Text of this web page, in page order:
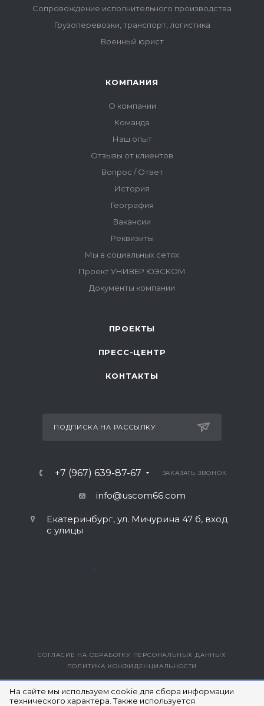
На сайте мы используем cookie для сбора информации
технического характера. Также используется
ПРОЕКТЫ
ПРЕСС-ЦЕНТР
КОНТАКТЫ
ПОДПИСКА НА РАССЫЛКУ
+7 (967) 639-87-67 ЗАКАЗАТЬ ЗВОНОК
info@uscom66.com
Екатеринбург, ул. Мичурина 47 б, вход
с улицы
>
ВЕРСИЯ ДЛЯ ПЕЧАТИ
СОГЛАСИЕ НА ОБРАБОТКУ ПЕРСОНАЛЬНЫХ ДАННЫХ
ПОЛИТИКА КОНФИДЕНЦИАЛЬНОСТИ